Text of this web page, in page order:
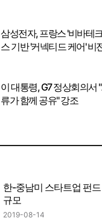
삼성전자, 프랑스 '비바테
스 기반 '커넥티드 케어' 비
이 대통령, G7 정상회의서
류가 함께 공유" 강조
한-중남미 스타트업 펀
규모
2019-08-14